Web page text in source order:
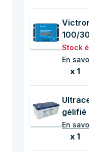
100/30
Stock
En
x 1
gélifié
En
x 1